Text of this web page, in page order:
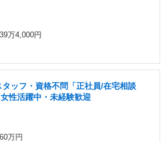
万4,000円
ッフ・資格不問「正社員/在宅相談
性活躍中・未経験歓迎
万円